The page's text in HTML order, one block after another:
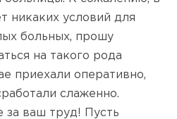
никаких условий для
больных, прошу
на такого рода
приехали оперативно,
слаженно.
за ваш труд! Пусть